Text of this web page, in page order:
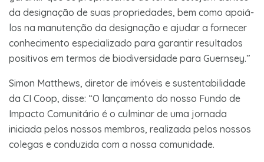
da designação de suas propriedades, bem como apoiá-
los na manutenção da designação e ajudar a fornecer
conhecimento especializado para garantir resultados
positivos em termos de biodiversidade para Guernsey.”
Simon Matthews, diretor de imóveis e sustentabilidade
da CI Coop, disse: “O lançamento do nosso Fundo de
Impacto Comunitário é o culminar de uma jornada
iniciada pelos nossos membros, realizada pelos nossos
colegas e conduzida com a nossa comunidade.